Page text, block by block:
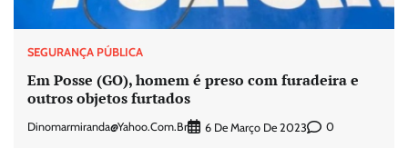
SEGURANÇA PÚBLICA
Em Posse (GO), homem é preso com furadeira e
outros objetos furtados
Dinomarmiranda@yahoo.com.br 6 De Março De 2023 0